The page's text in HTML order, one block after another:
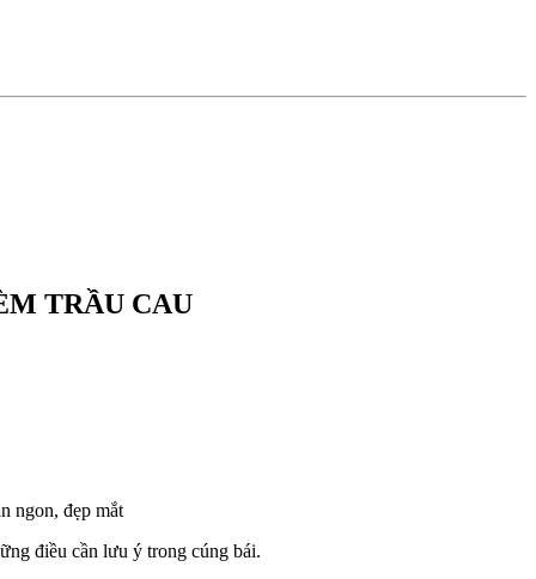
TRẦU CAU
ngon, đẹp mắt
điều cần lưu ý trong cúng bái.